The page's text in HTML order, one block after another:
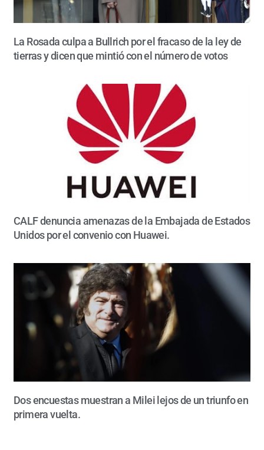
La Rosada culpa a Bullrich por el fracaso de la ley de
tierras y dicen que mintió con el número de votos
CALF denuncia amenazas de la Embajada de Estados
Unidos por el convenio con Huawei.
Dos encuestas muestran a Milei lejos de un triunfo en
primera vuelta.